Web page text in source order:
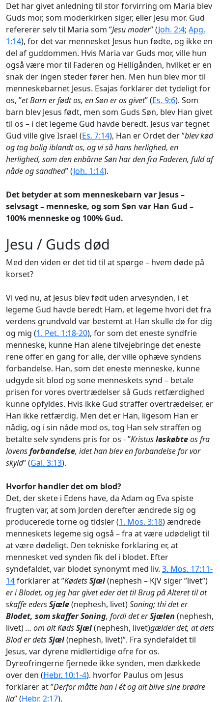
Det har givet anledning til stor forvirring om Maria blev
Guds mor, som moderkirken siger, eller Jesu mor. Gud
refererer selv til Maria som ”Jesu moder” (Joh. 2:4; Apg.
1:14), for det var mennesket Jesus hun fødte, og ikke en
del af guddommen. Hvis Maria var Guds mor, ville hun
også være mor til Faderen og Helligånden, hvilket er en
snak der ingen steder fører hen. Men hun blev mor til
menneskebarnet Jesus. Esajas forklarer det tydeligt for
os, ”et Barn er født os, en Søn er os givet” (Es. 9:6). Som
barn blev Jesus født, men som Guds Søn, blev Han givet
til os – i det legeme Gud havde beredt. Jesus var tegnet
Gud ville give Israel (Es. 7:14), Han er Ordet der ”blev kød
og tog bolig iblandt os, og vi så hans herlighed, en
herlighed, som den enbårne Søn har den fra Faderen, fuld af
nåde og sandhed” (Joh. 1:14).
Det betyder at som menneskebarn var Jesus –
selvsagt – menneske, og som Søn var Han Gud –
100% menneske og 100% Gud.
Jesu / Guds død
Med den viden er det tid til at spørge – hvem døde på
korset?
Vi ved nu, at Jesus blev født uden arvesynden, i et
legeme Gud havde beredt Ham, et legeme hvori det fra
verdens grundvold var bestemt at Han skulle dø for dig
og mig (1. Pet. 1:18-20), for som det eneste syndfrie
menneske, kunne Han alene tilvejebringe det eneste
rene offer en gang for alle, der ville ophæve syndens
forbandelse. Han, som det eneste menneske, kunne
udgyde sit blod og sone menneskets synd – betale
prisen for vores overtrædelser så Guds retfærdighed
kunne opfyldes. Hvis ikke Gud straffer overtrædelser, er
Han ikke retfærdig. Men det er Han, ligesom Han er
nådig, og i sin nåde mod os, tog Han selv straffen og
betalte selv syndens pris for os - ”Kristusløskøbteos fra
lovensforbandelse, idet han blev en forbandelse for vor
skyld” (Gal. 3:13).
Hvorfor handler det om blod?
Det, der skete i Edens have, da Adam og Eva spiste
frugten var, at som Jorden derefter ændrede sig og
producerede torne og tidsler (1. Mos. 3:18) ændrede
menneskets legeme sig også – fra at være udødeligt til
at være dødeligt. Den tekniske forklaring er, at
mennesket ved synden fik del i blodet. Efter
syndefaldet, var blodet synonymt med liv. 3. Mos. 17:11-
14forklarer at ”KødetsSjæl(nephesh – KJV siger ”livet”)
er i Blodet, og jeg har givet eder det til Brug på Alteret til at
skaffe edersSjæle(nephesh, livet)Soning; thi det er
Blodet, som skaffer Soning, fordi det erSjælen (nephesh,
livet)… om alt KødsSjæl(nephesh, livet)gælder det, at dets
Blod er detsSjæl(nephesh, livet)”. Fra syndefaldet til
Jesus, var dyrene midlertidige ofre for os.
Dyreofringerne fjernede ikke synden, men dækkede
over den (Hebr. 10:1-4). hvorfor Paulus om Jesus
forklarer at ”Derfor måtte han i ét og alt blive sine brødre
lig” (Hebr. 2:17).